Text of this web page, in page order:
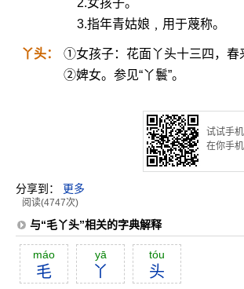
2.女孩子。
3.指年青姑娘﹐用于蔑称。
丫头：
①女孩子：花面丫头十三四，春
②婢女。参见“丫鬟”。
试试手
在你手
分享到： 更多
阅读(4747次)
与“毛丫头”相关的字典解释
máo
毛
yā
丫
tóu
头